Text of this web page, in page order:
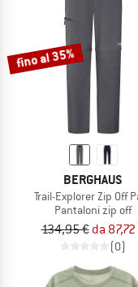
fino al 35%
BERGHAUS
Trail-Explorer Zip Off
Pantaloni zip off
134,95 € da
(0)